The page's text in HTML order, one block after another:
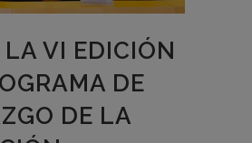
LA VI EDICIÓN
DE
DE LA